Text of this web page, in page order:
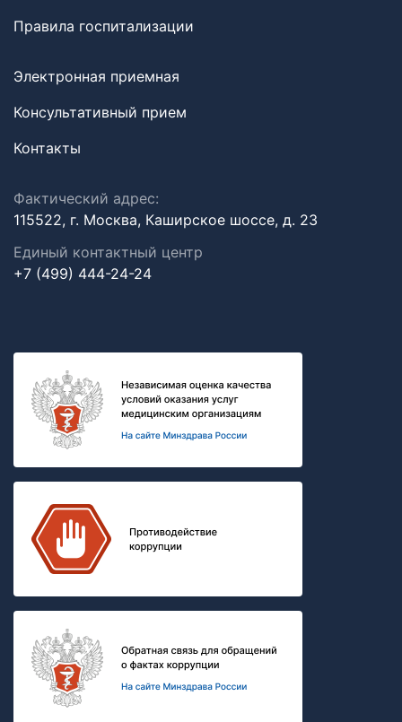
Правила госпитализации
Электронная приемная
Консультативный прием
Контакты
Фактический адрес:
115522, г. Москва, Каширское шоссе, д. 23
Единый контактный центр
+7 (499) 444-24-24